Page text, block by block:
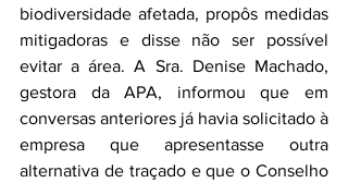
biodiversidade afetada, propôs medidas
mitigadoras e disse não ser possível
evitar a área. A Sra. Denise Machado,
gestora da APA, informou que em
conversas anteriores já havia solicitado à
empresa que apresentasse outra
alternativa de traçado e que o Conselho